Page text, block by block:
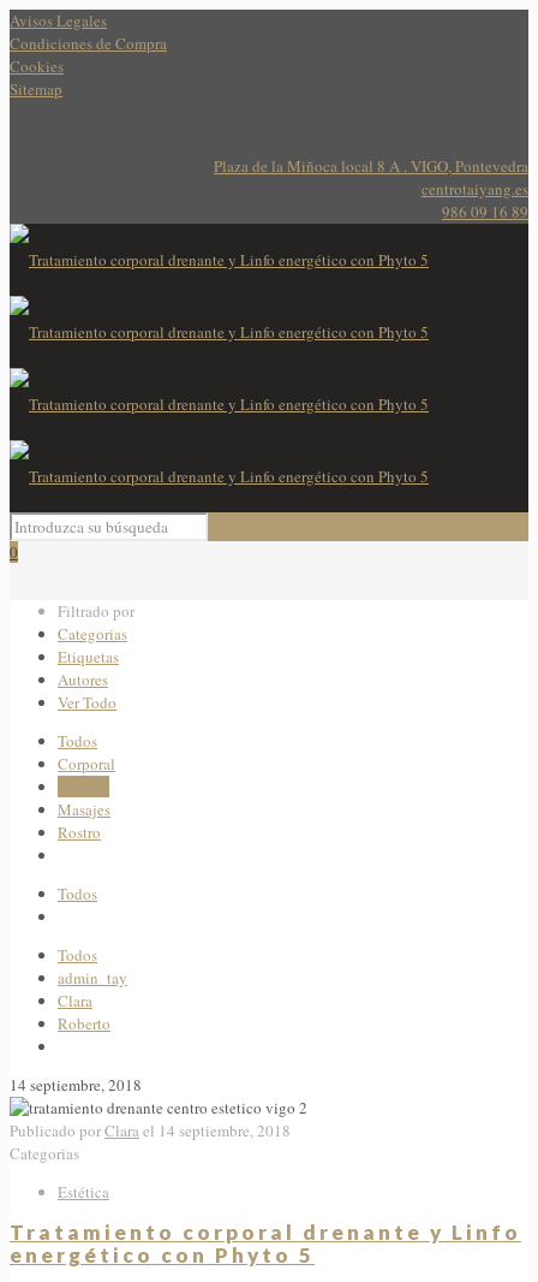
Avisos Legales
Condiciones de Compra
Cookies
Sitemap
Plaza de la Miñoca local 8 A . VIGO, Pontevedra
centrotaiyang.es
986 09 16 89
0
Estética
Filtrado por
Categorias
Etiquetas
Autores
Ver Todo
Todos
Corporal
Masajes
Rostro
Todos
Todos
admin_tay
Clara
Roberto
14 septiembre, 2018
Publicado porClarael 14 septiembre, 2018
Categorias
Estética
Tratamiento corporal drenante y Linfo
energético con Phyto 5